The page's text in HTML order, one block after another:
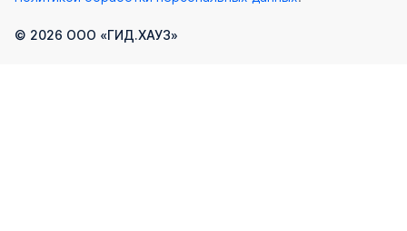
© 2026 ООО «ГИД.ХАУЗ»